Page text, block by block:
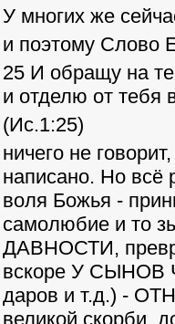
У многих же
и поэтому Слово
25 И обращу на
и отделю от тебя
(Ис.1:25)
ничего не
написано. Но всё
воля Божья -
самолюбие и то
ДАВНОСТИ,
вскоре У СЫНОВ
даров и т.д.) -
великой скорби,